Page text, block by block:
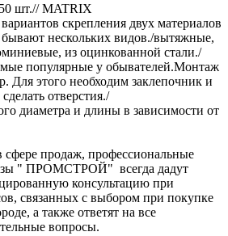
шт.// MATRIX
скрепления двух материалов
нескольких видов./вытяжные,
из оцинкованной стали./
популярные у обывателей.Монтаж
Для этого необходим заклепочник и
отверстия./
диаметра и длины в зависимости от
продаж, профессиональные
" ПРОМСТРОЙ" всегда дадут
консультацию при
связанных с выбором при покупке
а также ответят на все
вопросы.